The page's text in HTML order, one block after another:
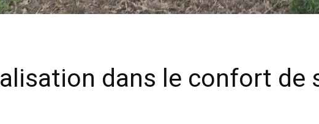
dans le confort de